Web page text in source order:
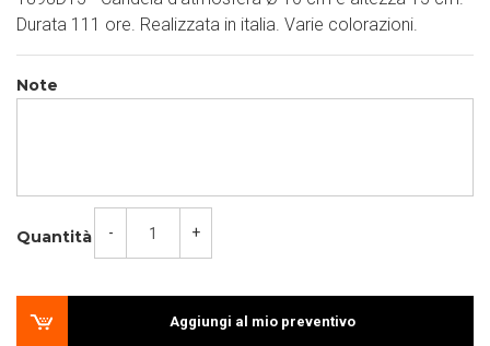
Durata 111 ore. Realizzata in italia. Varie colorazioni.
Note
Quantità - +
Aggiungi al mio preventivo